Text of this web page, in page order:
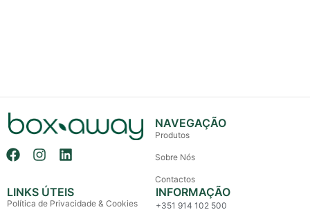
NAVEGAÇÃO
Produtos
Sobre Nós
Contactos
LINKS ÚTEIS
Política de Privacidade & Cookies
INFORMAÇÃO
+351 914 102 500